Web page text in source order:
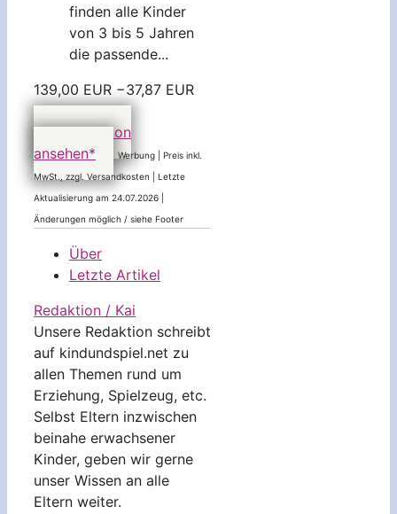
finden alle Kinder
von 3 bis 5 Jahren
die passende...
139,00 EUR −37,87 EUR
101,13 EUR
bei Amazon
ansehen*
Werbung | Preis inkl.
MwSt., zzgl. Versandkosten | Letzte
Aktualisierung am 24.07.2026 |
Änderungen möglich / siehe Footer
Über
Letzte Artikel
Redaktion / Kai
Unsere Redaktion schreibt
auf kindundspiel.net zu
allen Themen rund um
Erziehung, Spielzeug, etc.
Selbst Eltern inzwischen
beinahe erwachsener
Kinder, geben wir gerne
unser Wissen an alle
Eltern weiter.